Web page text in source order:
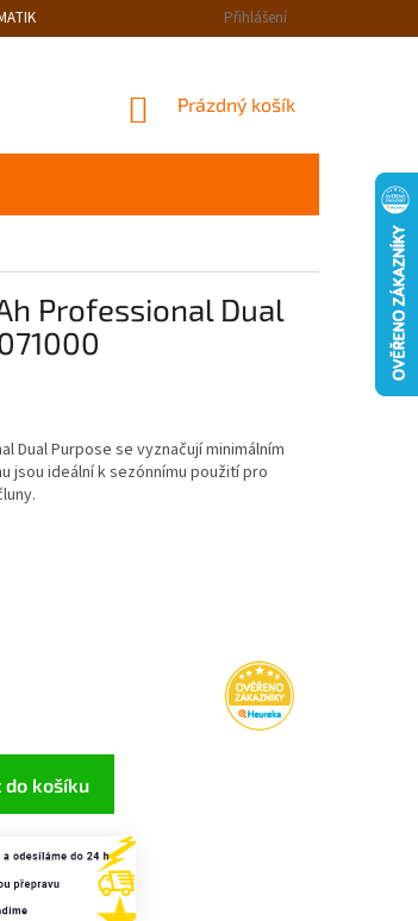
Přihlášení
NÁKUPNÍ
Prázdný košík
Professional Dual
do košíku
Dual Purpose se vyznačují minimálním
jsou ideální k sezónnímu použití pro